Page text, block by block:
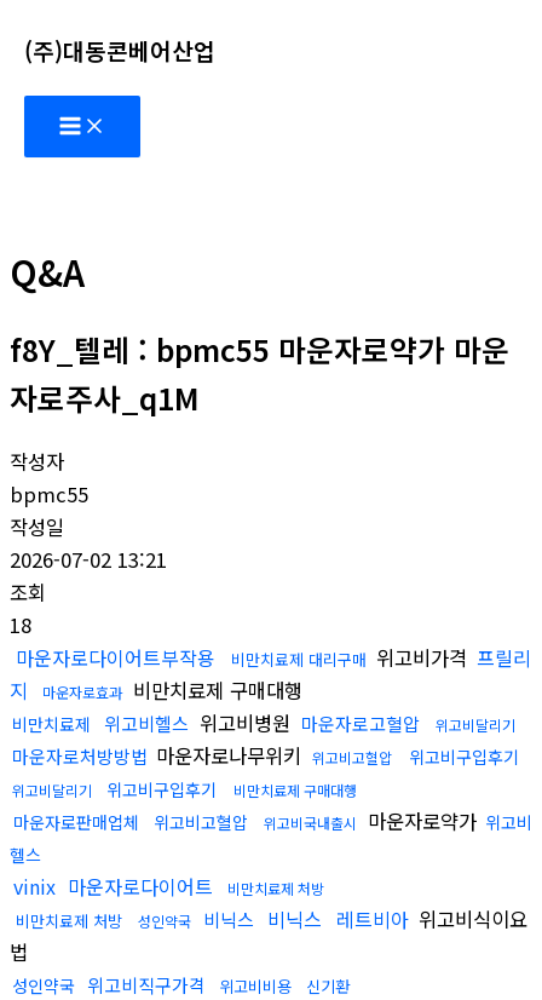
텐
츠
건
기
(주)대동콘베어산업
Main
Menu
Q&A
f8Y_텔레 : bpmc55 마운자로약가 마운
자로주사_q1M
작성자
bpmc55
작성일
2026-07-02 13:21
조회
18
마운자로다이어트부작용
비만치료제 대리구매 위고비가격 프릴리
지
마운자로효과 비만치료제 구매대행
비만치료제 위고비헬스 위고비병원 마운자로고혈압 위고비달리기
마운자로처방방법 마운자로나무위키 위고비고혈압 위고비구입후기
위고비달리기 위고비구입후기 비만치료제 구매대행
마운자로판매업체 위고비고혈압 위고비국내출시 마운자로약가 위고비
헬스
vinix 마운자로다이어트 비만치료제 처방
비만치료제 처방 성인약국 비닉스 비닉스 레트비아 위고비식이요
법
성인약국 위고비직구가격 위고비비용 신기환